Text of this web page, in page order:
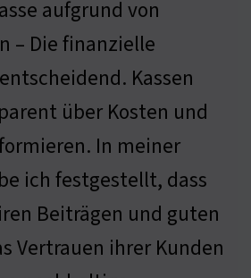
aufgrund von
– Die finanzielle
Kassen
über Kosten und
In meiner
ich festgestellt, dass
Beiträgen und guten
Vertrauen ihrer Kunden